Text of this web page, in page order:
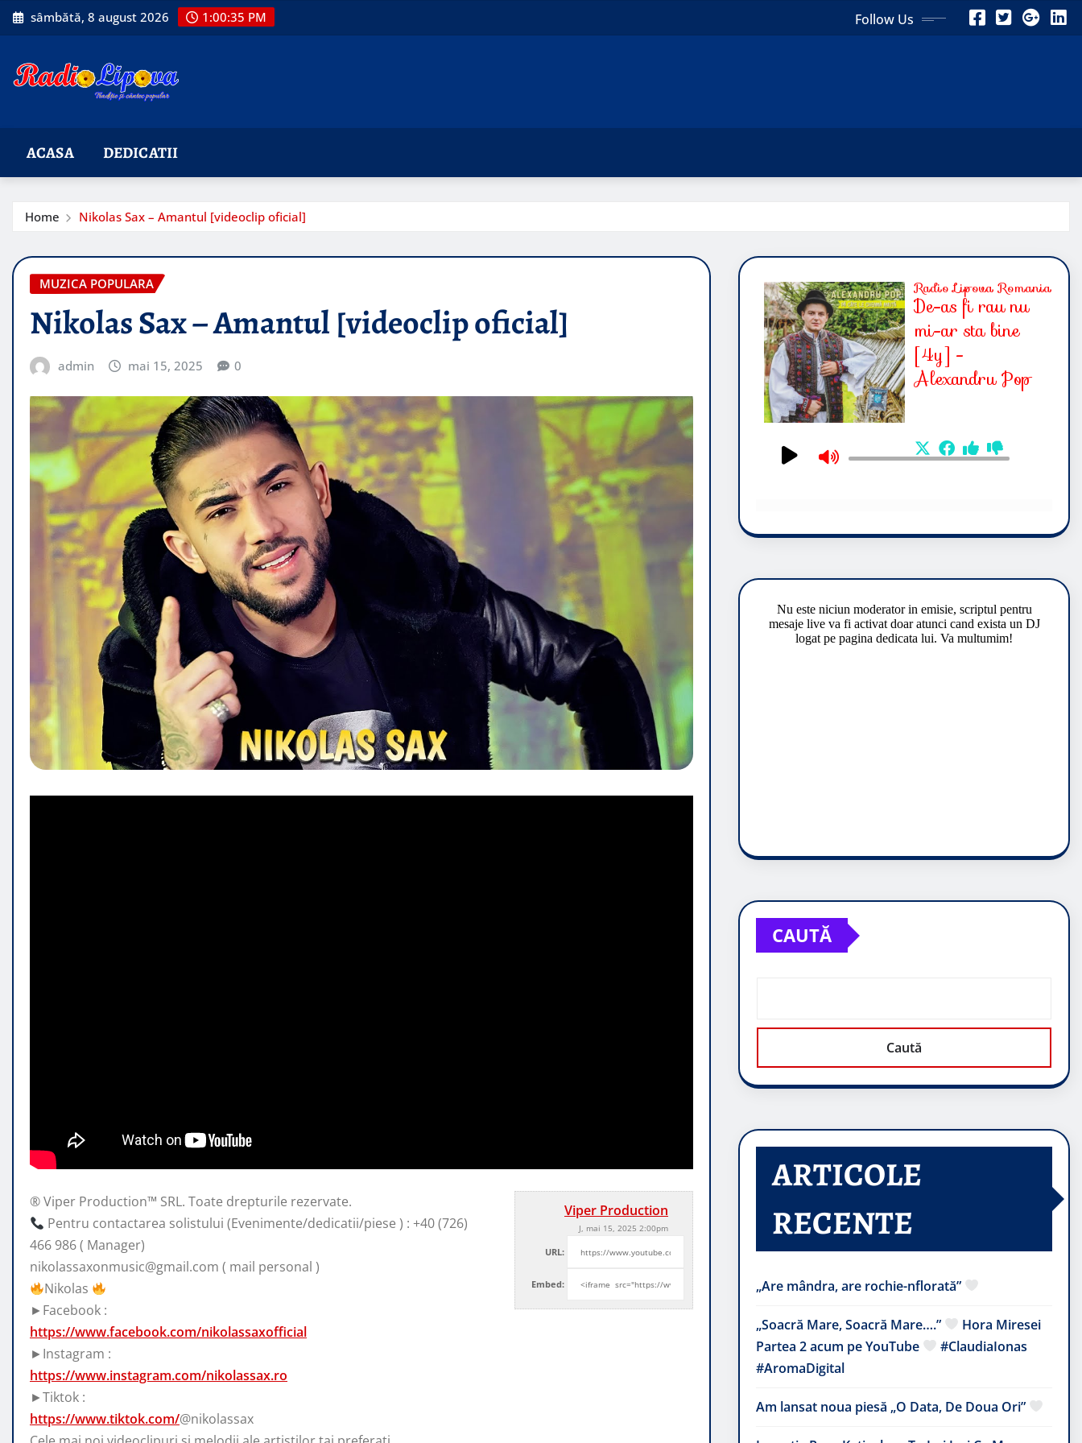
Skip
to
sâmbătă, 8 august 2026 1:00:36 PM Follow Us
ACASA DEDICATII
Home Nikolas Sax – Amantul [videoclip oficial]
MUZICA POPULARA
Nikolas Sax – Amantul [videoclip oficial]
admin mai 15, 2025 0
Viper Production
J, mai 15, 2025 2:00pm
URL:
Embed:
® Viper Production™ SRL. Toate drepturile rezervate.
Pentru contactarea solistului (Evenimente/dedicatii/piese ) : +40 (726)
466 986 ( Manager)
nikolassaxonmusic@gmail.com ( mail personal )
Nikolas
►Facebook :
https://www.facebook.com/nikolassaxofficial
►Instagram :
https://www.instagram.com/nikolassax.ro
►Tiktok :
https://www.tiktok.com/@nikolassax
CAUTĂ
Caută
ARTICOLE
RECENTE
„Are mândra, are rochie-nflorată”
„Soacră Mare, Soacră Mare….”
Hora Miresei
Partea 2 acum pe YouTube
#ClaudiaIonas
#AromaDigital
Am lansat noua piesă „O Data, De Doua Ori”